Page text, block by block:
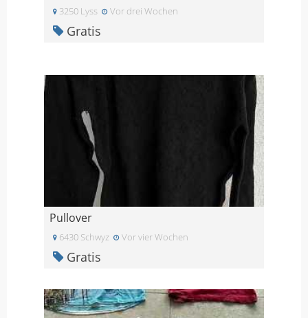
3250 Lyss Vor drei Wochen
Gratis
Pullover
6430 Schwyz Vor vier Wochen
Gratis